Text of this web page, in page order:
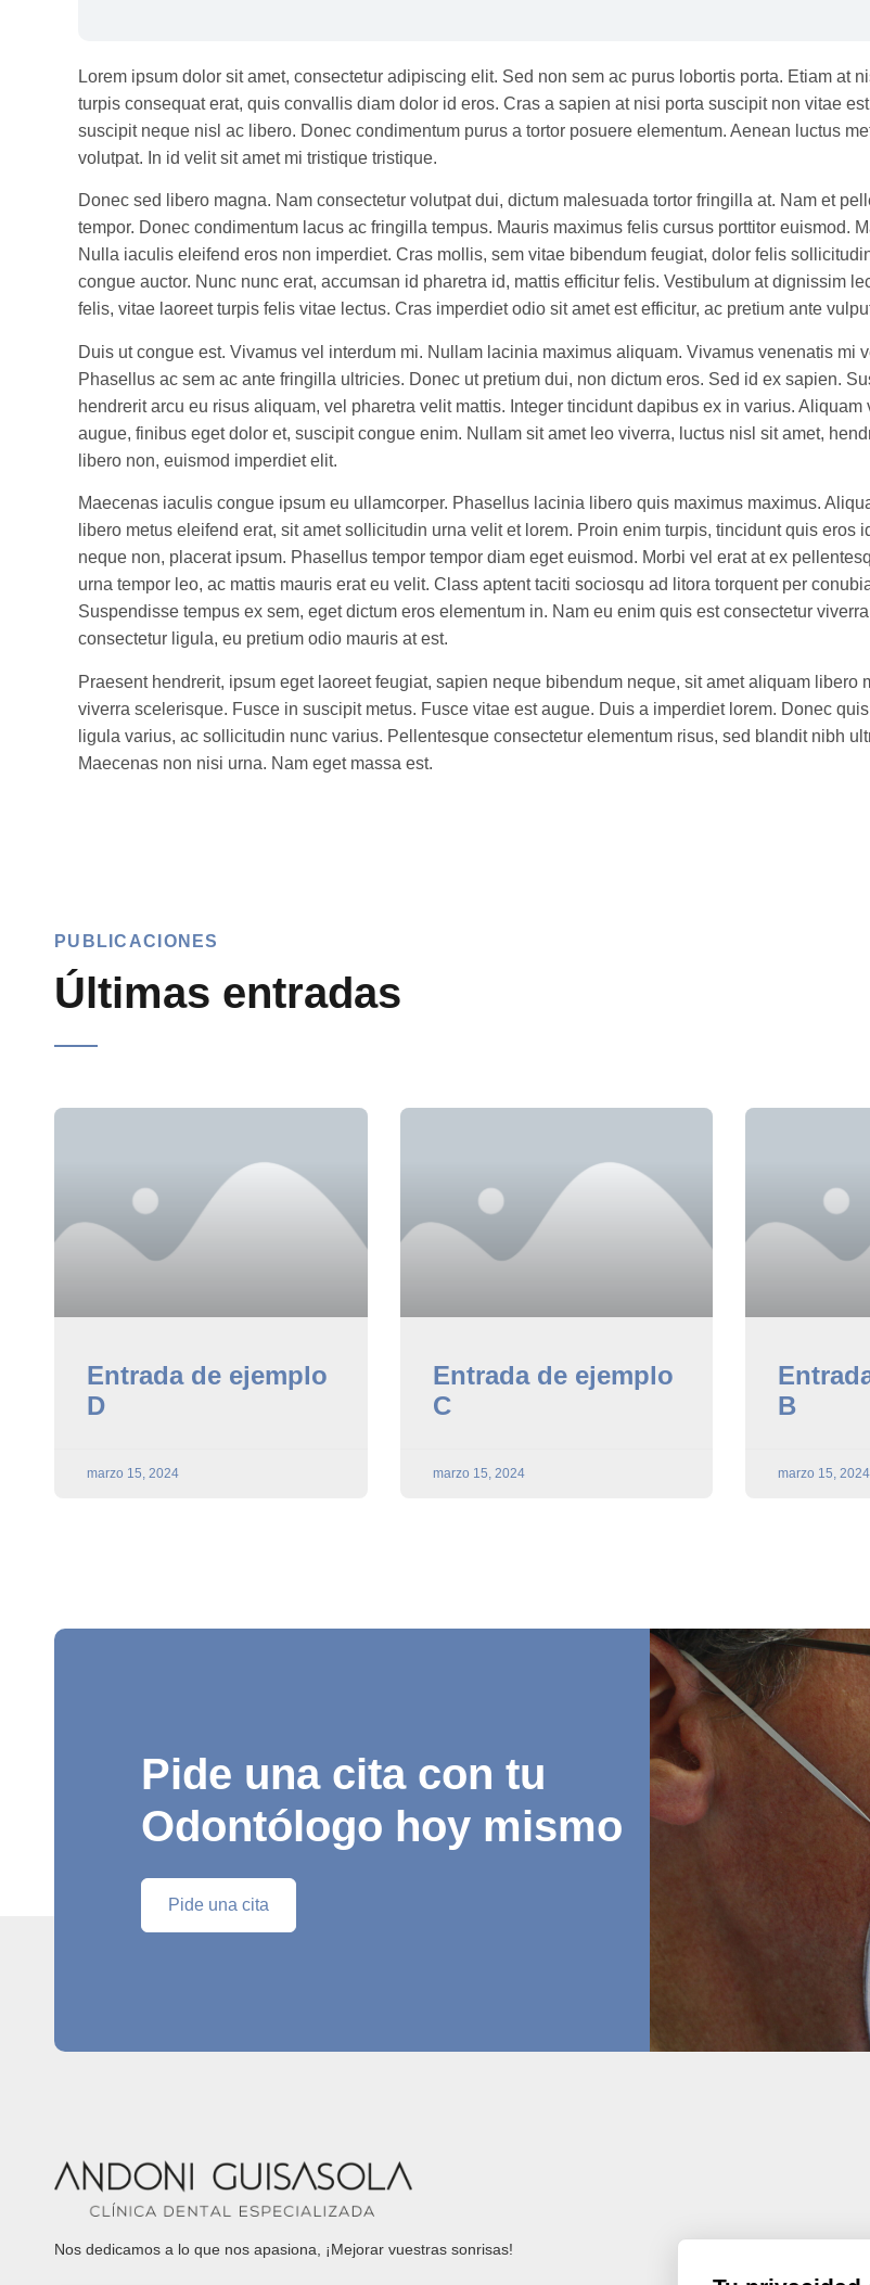
Lorem ipsum dolor sit amet, consectetur adipiscing elit. Sed non sem ac purus lobortis porta. Etiam at
turpis consequat erat, quis convallis diam dolor id eros. Cras a sapien at nisi porta suscipit non vitae
suscipit neque nisl ac libero. Donec condimentum purus a tortor posuere elementum. Aenean luctus
volutpat. In id velit sit amet mi tristique tristique.
Donec sed libero magna. Nam consectetur volutpat dui, dictum malesuada tortor fringilla at. Nam et
tempor. Donec condimentum lacus ac fringilla tempus. Mauris maximus felis cursus porttitor euismod.
Nulla iaculis eleifend eros non imperdiet. Cras mollis, sem vitae bibendum feugiat, dolor felis
congue auctor. Nunc nunc erat, accumsan id pharetra id, mattis efficitur felis. Vestibulum at dignissim
felis, vitae laoreet turpis felis vitae lectus. Cras imperdiet odio sit amet est efficitur, ac pretium ante
Duis ut congue est. Vivamus vel interdum mi. Nullam lacinia maximus aliquam. Vivamus venenatis
Phasellus ac sem ac ante fringilla ultricies. Donec ut pretium dui, non dictum eros. Sed id ex sapien.
hendrerit arcu eu risus aliquam, vel pharetra velit mattis. Integer tincidunt dapibus ex in varius.
augue, finibus eget dolor et, suscipit congue enim. Nullam sit amet leo viverra, luctus nisl sit amet,
libero non, euismod imperdiet elit.
Maecenas iaculis congue ipsum eu ullamcorper. Phasellus lacinia libero quis maximus maximus.
libero metus eleifend erat, sit amet sollicitudin urna velit et lorem. Proin enim turpis, tincidunt quis
neque non, placerat ipsum. Phasellus tempor tempor diam eget euismod. Morbi vel erat at ex
urna tempor leo, ac mattis mauris erat eu velit. Class aptent taciti sociosqu ad litora torquent per
Suspendisse tempus ex sem, eget dictum eros elementum in. Nam eu enim quis est consectetur
consectetur ligula, eu pretium odio mauris at est.
Praesent hendrerit, ipsum eget laoreet feugiat, sapien neque bibendum neque, sit amet aliquam
viverra scelerisque. Fusce in suscipit metus. Fusce vitae est augue. Duis a imperdiet lorem. Donec
ligula varius, ac sollicitudin nunc varius. Pellentesque consectetur elementum risus, sed blandit nibh
Maecenas non nisi urna. Nam eget massa est.
PUBLICACIONES
Últimas entradas
Entrada de ejemplo
D
marzo 15, 2024
Entrada de ejemplo
C
marzo 15, 2024
B
marzo 15, 2024
Pide una cita con tu
Odontólogo hoy mismo
Pide una cita
Nos dedicamos a lo que nos apasiona, ¡Mejorar vuestras sonrisas!